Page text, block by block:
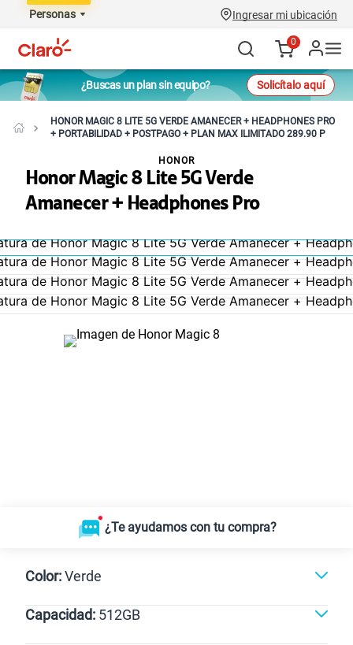
Personas Ingresar mi ubicación
0
¿Buscas un plan sin equipo? Solicítalo aquí
HONOR MAGIC 8 LITE 5G VERDE AMANECER + HEADPHONES PRO
+ PORTABILIDAD + POSTPAGO + PLAN MAX ILIMITADO 289.90 P
Honor Magic 8 Lite 5G Verde
Amanecer + Headphones Pro
HONOR
¿Te ayudamos con tu compra?
Color:Verde
Dorado
Capacidad: 512GB